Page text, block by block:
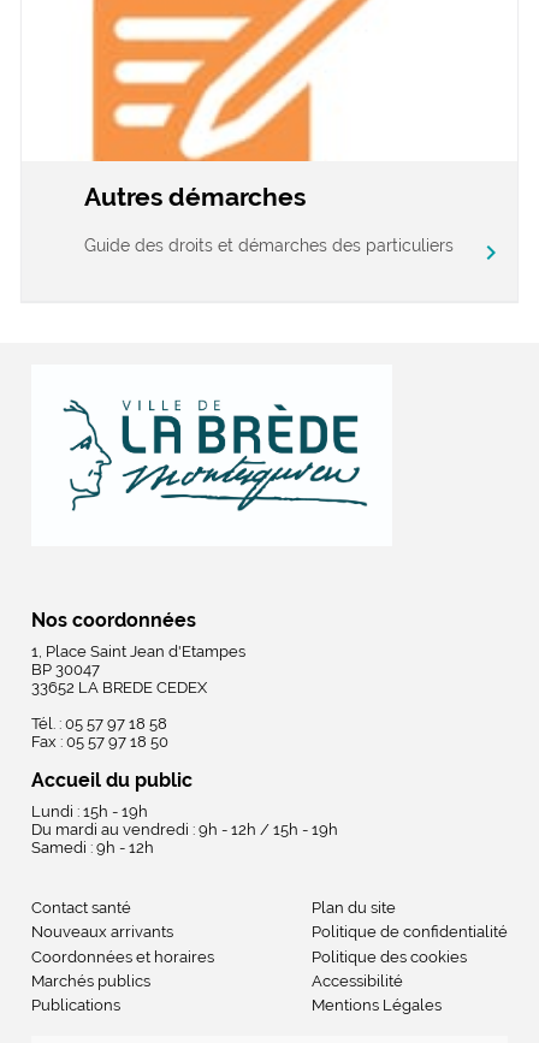
Autres démarches
Guide des droits et démarches des particuliers chevron_right
Nos coordonnées
1, Place Saint Jean d'Etampes
BP 30047
33652 LA BREDE CEDEX
Tél. : 05 57 97 18 58
Fax : 05 57 97 18 50
Accueil du public
Lundi : 15h - 19h
Du mardi au vendredi : 9h - 12h / 15h - 19h
Samedi : 9h - 12h
Contact santé
Nouveaux arrivants
Coordonnées et horaires
Marchés publics
Publications
Plan du site
Politique de confidentialité
Politique des cookies
Accessibilité
Mentions Légales